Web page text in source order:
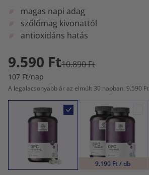
magas napi adag
szőlőmag kivonattól
antioxidáns hatás
9.590 Ft10.890 Ft
107 Ft/nap
A legalacsonyabb ár az elmúlt 30 napban: 9.590 Ft
9.190 Ft / db